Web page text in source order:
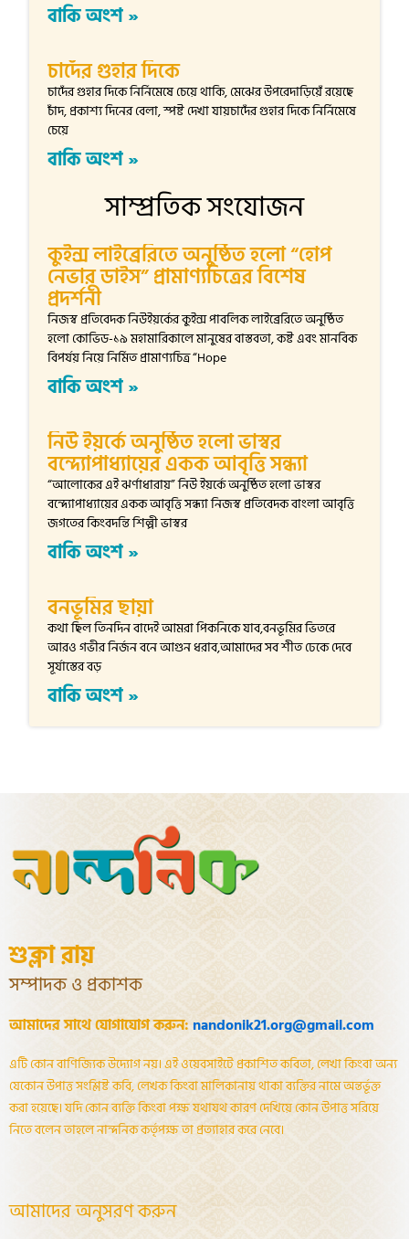
বাকি অংশ »
চাদেঁর গুহার দিকে
চাদেঁর গুহার দিকে নির্নিমেষে চেয়ে থাকি, মেঝের উপরেদাড়িয়েঁ রয়েছে
চাঁদ, প্রকাশ্য দিনের বেলা, স্পষ্ট দেখা যায়চাদেঁর গুহার দিকে নির্নিমেষে
চেয়ে
বাকি অংশ »
সাম্প্রতিক সংযোজন
কুইন্স লাইব্রেরিতে অনুষ্ঠিত হলো “হোপ
নেভার ডাইস” প্রামাণ্যচিত্রের বিশেষ
প্রদর্শনী
নিজস্ব প্রতিবেদক নিউইয়র্কের কুইন্স পাবলিক লাইব্রেরিতে অনুষ্ঠিত
হলো কোভিড-১৯ মহামারিকালে মানুষের বাস্তবতা, কষ্ট এবং মানবিক
বিপর্যয় নিয়ে নির্মিত প্রামাণ্যচিত্র “Hope
বাকি অংশ »
নিউ ইয়র্কে অনুষ্ঠিত হলো ভাস্বর
বন্দ্যোপাধ্যায়ের একক আবৃত্তি সন্ধ্যা
“আলোকের এই ঝর্ণাধারায়” নিউ ইয়র্কে অনুষ্ঠিত হলো ভাস্বর
বন্দ্যোপাধ্যায়ের একক আবৃত্তি সন্ধ্যা নিজস্ব প্রতিবেদক বাংলা আবৃত্তি
জগতের কিংবদন্তি শিল্পী ভাস্বর
বাকি অংশ »
বনভূমির ছায়া
কথা ছিল তিনদিন বাদেই আমরা পিকনিকে যাব,বনভূমির ভিতরে
আরও গভীর নির্জন বনে আগুন ধরাব,আমাদের সব শীত ঢেকে দেবে
সূর্যাস্তের বড়
বাকি অংশ »
শুক্লা রায়
সম্পাদক ও প্রকাশক
আমাদের সাথে যোগাযোগ করুন: nandonik21.org@gmail.com
এটি কোন বাণিজ্যিক উদ্যোগ নয়। এই ওয়েবসাইটে প্রকাশিত কবিতা, লেখা কিংবা অন্য
যেকোন উপাত্ত সংশ্লিষ্ট কবি, লেখক কিংবা মালিকানায় থাকা ব্যক্তির নামে অন্তর্ভূক্ত
করা হয়েছে। যদি কোন ব্যক্তি কিংবা পক্ষ যথাযথ কারণ দেখিয়ে কোন উপাত্ত সরিয়ে
নিতে বলেন তাহলে নান্দনিক কর্তৃপক্ষ তা প্রত্যাহার করে নেবে।
আমাদের অনুসরণ করুন